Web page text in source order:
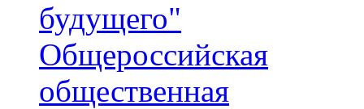
будущего"
Общероссийская
общественная